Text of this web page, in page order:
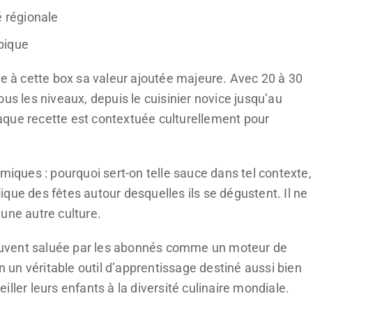
régionale
à cette box sa valeur ajoutée majeure. Avec 20 à 30
les niveaux, depuis le cuisinier novice jusqu’au
recette est contextuée culturellement pour
: pourquoi sert-on telle sauce dans tel contexte,
des fêtes autour desquelles ils se dégustent. Il ne
autre culture.
saluée par les abonnés comme un moteur de
un véritable outil d’apprentissage destiné aussi bien
leurs enfants à la diversité culinaire mondiale.